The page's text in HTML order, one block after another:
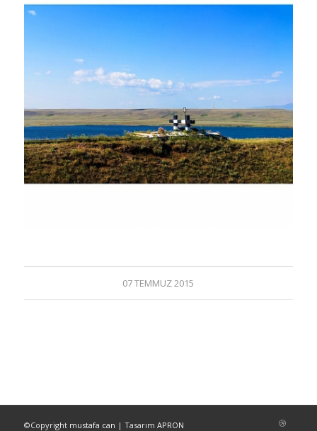
07 TEMMUZ 2015
©Copyright mustafa can | Tasarım APRON